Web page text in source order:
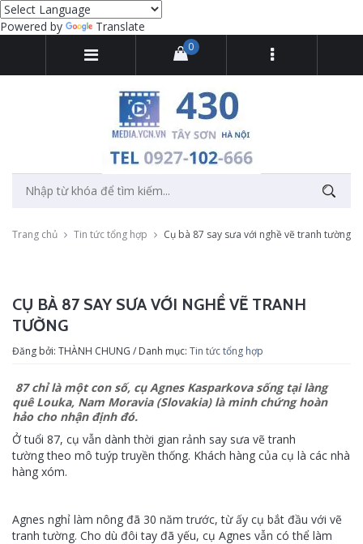
Powered by Translate
0
Trang chủ Tin tức tổng hợp Cụ bà 87 say sưa với nghề vẽ tranh tường
CỤ BÀ 87 SAY SƯA VỚI NGHỀ VẼ TRANH
TƯỜNG
Đăng bởi: THÀNH CHUNG / Danh mục: Tin tức tổng hợp
87 chỉ là một con số, cụ Agnes Kasparkova sống tại làng
quê Louka, Nam Moravia (Slovakia) là minh chứng hoàn
hảo cho nhận định đó.
Ở tuổi 87, cụ vẫn dành thời gian rảnh say sưa vẽ tranh
tường theo mô tuýp truyền thống. Khách hàng của cụ là các nhà
hàng xóm.
Agnes nghỉ làm nông đã 30 năm trước, từ ấy cụ bắt đầu với vẽ
tranh tường. Cho dù đôi tay đã yếu, cụ Agnes vẫn có thể làm